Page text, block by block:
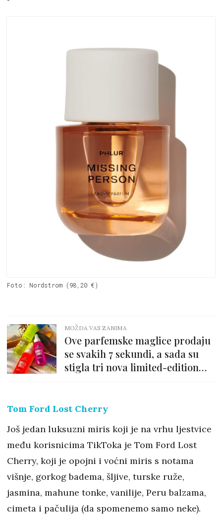
Foto: Nordstrom (98,20 €)
MOŽDA VAS ZANIMA
Ove parfemske maglice prodaju
se svakih 7 sekundi, a sada su
stigla tri nova limited-edition
Tom Ford Lost Cherry
Još jedan luksuzni miris koji je na vrhu ljestvice
među korisnicima TikToka je Tom Ford Lost
Cherry, koji je opojni i voćni miris s notama
višnje, gorkog badema, šljive, turske ruže,
jasmina, mahune tonke, vanilije, Peru balzama,
cimeta i pačulija (da spomenemo samo neke).